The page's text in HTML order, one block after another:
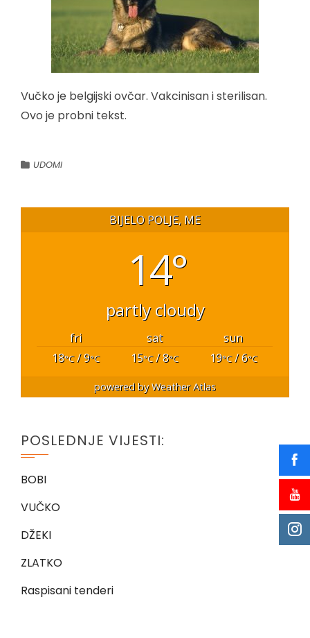
Vučko je belgijski ovčar. Vakcinisan i sterilisan.
Ovo je probni tekst.
UDOMI
BIJELO POLJE, ME
14°
partly cloudy
fri sat
sun
18°C/ 9°C 15°C/ 8°C 19°C/ 6°C
powered byWeather Atlas
POSLEDNJE VIJESTI:
BOBI
VUČKO
DŽEKI
ZLATKO
Raspisani tenderi